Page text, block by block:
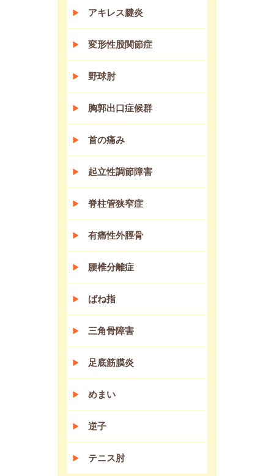
アキレス腱炎
変形性股関節症
野球肘
胸郭出口症候群
首の痛み
起立性調節障害
脊柱管狭窄症
有痛性外脛骨
腰椎分離症
ばね指
三角骨障害
足底筋膜炎
めまい
逆子
テニス肘